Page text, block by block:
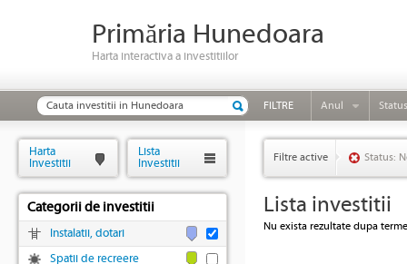
Primăria Hunedoara
Harta interactiva a investitiilor
FILTRE Anul Status
Filtre active Status:
Lista investitii
Nu exista rezultate dupa
Harta
Investitii
Lista
Investitii
Categorii de investitii
Instalatii, dotari
Spatii de recreere